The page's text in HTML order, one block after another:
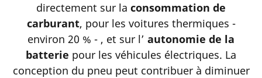
directement sur la consommation de
carburant, pour les voitures thermiques -
environ 20 % - , et sur l’ autonomie de la
batterie pour les véhicules électriques. La
conception du pneu peut contribuer à diminuer